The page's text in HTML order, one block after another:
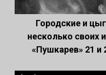
Городские и
несколько своих
«Пушкарев» 21 и